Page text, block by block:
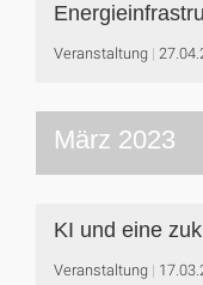
Veranstaltung
März 2023
KI und eine
Veranstaltung